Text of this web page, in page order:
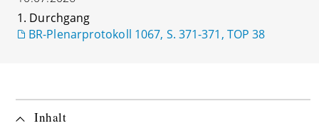
1. Durchgang
BR-Plenarprotokoll 1067, S. 371-371, TOP 38
Inhalt